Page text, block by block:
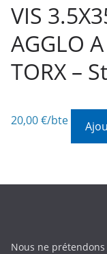
VIS
AGGLO A
TORX –
20,00€/bte
Nous ne